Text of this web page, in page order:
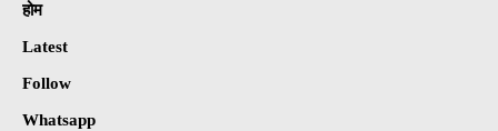
होम
Latest
Follow
Whatsapp